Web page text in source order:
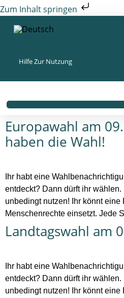
Zum Inhalt springen
Hilfe Zur Nutzung
Europawahl am
haben die Wahl!
Ihr habt eine
entdeckt? Dann dürft ihr
unbedingt nutzen! Ihr könnt
Menschenrechte einsetzt. Jede
Landtagswahl am
Ihr habt eine
entdeckt? Dann dürft ihr
unbedingt nutzen! Ihr könnt